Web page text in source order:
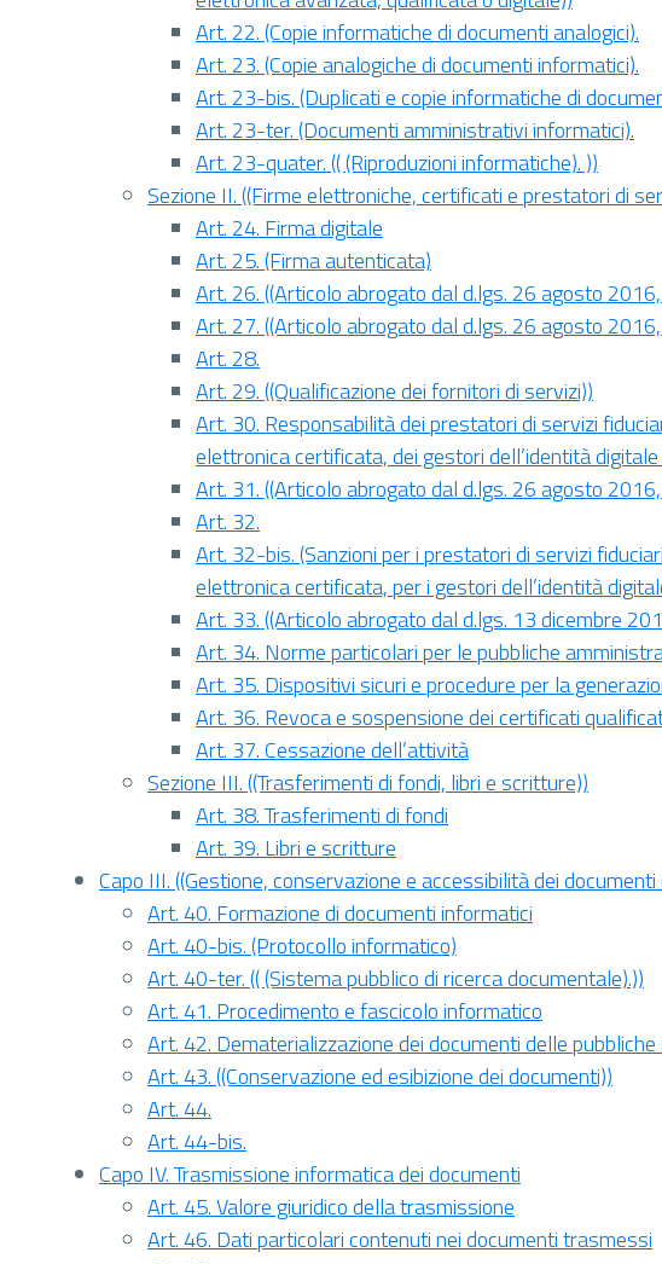
Art. 22. (Copie informatiche di documenti analogici).
Art. 23. (Copie analogiche di documenti informatici).
Art. 23-bis. (Duplicati e copie informatiche di
Art. 23-ter. (Documenti amministrativi informatici).
Art. 23-quater. (( (Riproduzioni informatiche). ))
Sezione II. ((Firme elettroniche, certificati e prestatori di
Art. 24. Firma digitale
Art. 25. (Firma autenticata)
Art. 26. ((Articolo abrogato dal d.lgs. 26 agosto
Art. 27. ((Articolo abrogato dal d.lgs. 26 agosto
Art. 28.
Art. 29. ((Qualificazione dei fornitori di servizi))
Art. 30. Responsabilità dei prestatori di servizi
elettronica certificata, dei gestori dell’identità
Art. 31. ((Articolo abrogato dal d.lgs. 26 agosto
Art. 32.
Art. 32-bis. (Sanzioni per i prestatori di servizi
elettronica certificata, per i gestori dell’identità
Art. 33. ((Articolo abrogato dal d.lgs. 13 dicembre
Art. 34. Norme particolari per le pubbliche
Art. 35. Dispositivi sicuri e procedure per la
Art. 36. Revoca e sospensione dei certificati
Art. 37. Cessazione dell’attività
Sezione III. ((Trasferimenti di fondi, libri e scritture))
Art. 38. Trasferimenti di fondi
Art. 39. Libri e scritture
Capo III. ((Gestione, conservazione e accessibilità dei
Art. 40. Formazione di documenti informatici
Art. 40-bis. (Protocollo informatico)
Art. 40-ter. (( (Sistema pubblico di ricerca documentale).))
Art. 41. Procedimento e fascicolo informatico
Art. 42. Dematerializzazione dei documenti delle
Art. 43. ((Conservazione ed esibizione dei documenti))
Art. 44.
Art. 44-bis.
Capo IV. Trasmissione informatica dei documenti
Art. 45. Valore giuridico della trasmissione
Art. 46. Dati particolari contenuti nei documenti trasmessi